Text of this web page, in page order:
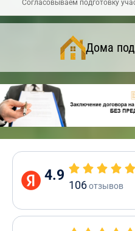
Согласовываем подготовку
Дома
4.9
106отзывов